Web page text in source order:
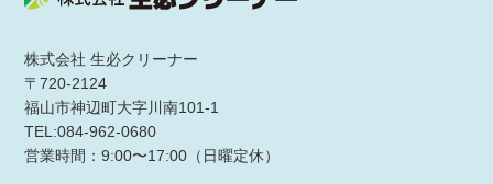
株式会社 生必クリーナー
〒720-2124
福山市神辺町大字川南101-1
TEL:084-962-0680
営業時間：9:00〜17:00（日曜定休）